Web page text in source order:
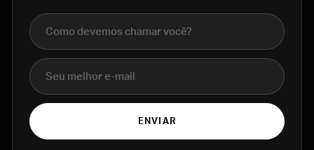
Nome completo
E-mail
ENVIAR